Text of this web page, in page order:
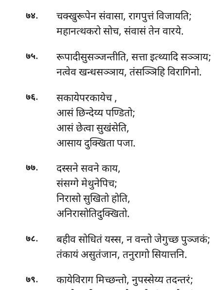
७४. चक्खुरूपेनसंवासा, रागपुत्तं विजायति;
महानत्थकरो सोच, संवासं तेन वारये.
७५.
रूपादीसुसञ्जन्तीति, सत्ता इत्थ्यादि सञ्ञाय;
नत्वेव खन्धसञ्ञाय, तंसञ्ञिहि विरागिनो.
७६. सकायेपरकायेच,
आसं छिन्देय्य पण्डितो;
आसं छेत्वा सुखंसेति,
आसाय दुक्खिता पजा.
७७.
दस्सने सवने काय,
संसग्गे मेथुनेपिच;
निरासो सुखितो होति,
अनिरासोतिदुक्खितो.
७८. बहीवसोधितं यस्स, न वन्तो जेगुच्छ पुञ्जकं;
तंकायं असुतंजान, तनुरागो सियात्तनि.
७९.
कायेविराग मिच्छन्तो, नुपस्सेय्य तदन्तरं;